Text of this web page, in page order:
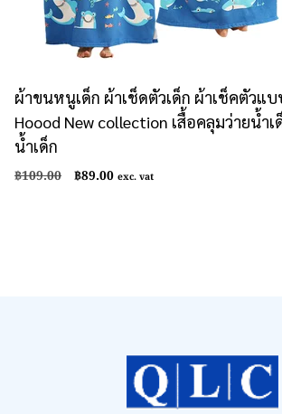
ผ้าขนหนูเด็ก ผ้าเช็ดตัวเด็ก ผ้าเช็คตัวแ
Hoood New collection เสื้อคลุมว่ายน้ำ
น้ำเด็ก
฿109.00
Original
฿89.00Current
exc. vat